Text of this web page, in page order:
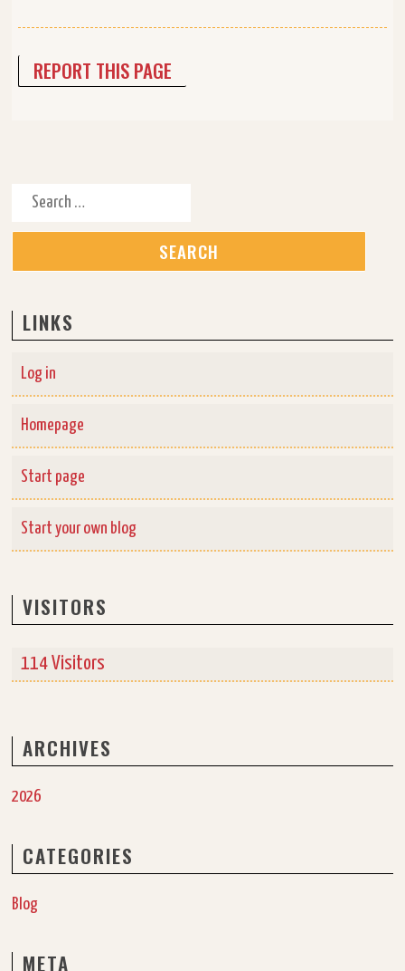
REPORT THIS PAGE
Search for:
LINKS
Log in
Homepage
Start page
Start your own blog
VISITORS
114 Visitors
ARCHIVES
2026
CATEGORIES
Blog
META